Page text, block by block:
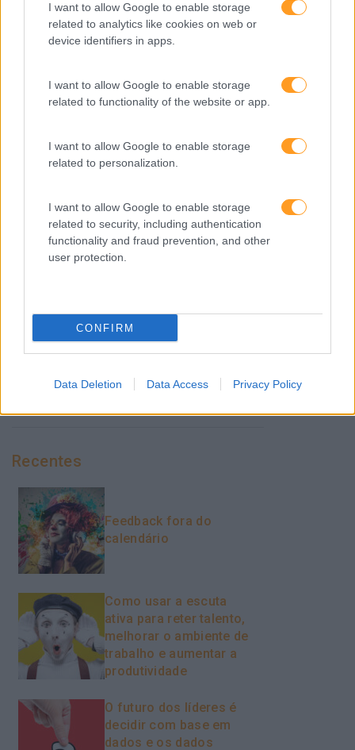
I want to allow Google to enable storage
related to analytics like cookies on web or
device identifiers in apps.
I want to allow Google to enable storage
related to functionality of the website or app.
I want to allow Google to enable storage
related to personalization.
I want to allow Google to enable storage
related to security, including authentication
functionality and fraud prevention, and other
user protection.
CONFIRM
Data Deletion Data Access Privacy Policy
Inglês
Interculturalidade
Liderança
Perspetivas
PORTO RH MEETING
Recursos Humanos
Team Building
Vendas E Negociação
Recentes
Feedback fora do
calendário
Como usar a escuta
ativa para reter talento,
melhorar o ambiente de
trabalho e aumentar a
produtividade
O futuro dos líderes é
decidir com base em
dados e os dados